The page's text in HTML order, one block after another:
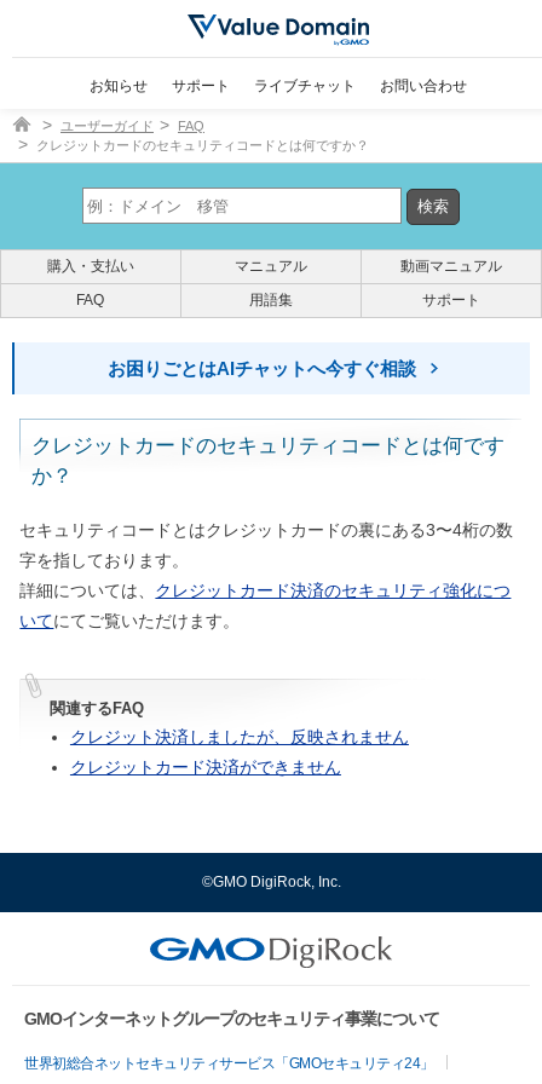
お知らせ サポート ライブチャット お問い合わせ
ドメイン取得ならバリュードメイン
ユーザーガイド
FAQ
クレジットカードのセキュリティコードとは何ですか？
購入・支払い マニュアル
動画マニュアル
FAQ
用語集 サポート
お困りごとはAIチャットへ今すぐ相談
クレジットカードのセキュリティコードとは何です
か？
セキュリティコードとはクレジットカードの裏にある3〜4桁の数
字を指しております。
詳細については、 クレジットカード決済のセキュリティ強化につ
いてにてご覧いただけます。
関連するFAQ
クレジット決済しましたが、反映されません
クレジットカード決済ができません
©GMO DigiRock, Inc.
GMOインターネットグループのセキュリティ事業について
世界初総合ネットセキュリティサービス「GMOセキュリティ24」